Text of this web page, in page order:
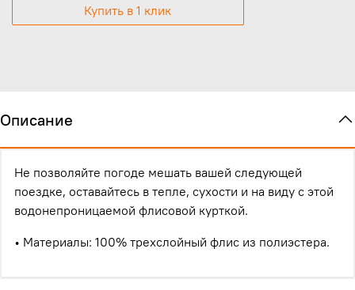
Купить в 1 клик
Описание
Не позволяйте погоде мешать вашей следующей
поездке, оставайтесь в тепле, сухости и на виду с этой
водонепроницаемой флисовой курткой.
• Материалы: 100% трехслойный флис из полиэстера.